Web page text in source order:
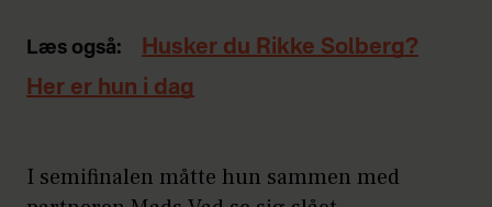
Læs også:
Husker du Rikke Solberg?
Her er hun i dag
I semifinalen måtte hun sammen med